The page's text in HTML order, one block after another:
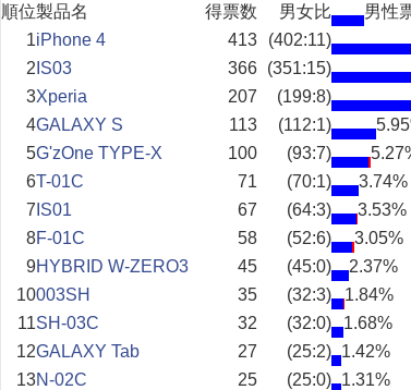
順位製品名 得票数 男女比 男性
1iPhone 4 413 (402:11)
2 IS03 366 (351:15)
3Xperia 207 (199:8)
4GALAXY S 113 (112:1)
5G'zOne TYPE-X 100 (93:7)
6T-01C 71 (70:1)
3.74%
7 IS01 67 (64:3)
3.53%
8F-01C 58 (52:6)
3.05%
9HYBRID W-ZERO3 45 (45:0)
2.37%
10003SH 35 (32:3)
1.84%
11SH-03C 32 (32:0)
1.68%
12GALAXY Tab 27 (25:2) 1.42%
13N-02C 25 (25:0) 1.31%